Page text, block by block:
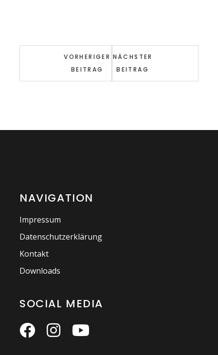
VORHERIGER
BEITRAG
NÄCHSTER
BEITRAG
NAVIGATION
Impressum
Datenschutzerklärung
Kontakt
Downloads
SOCIAL MEDIA